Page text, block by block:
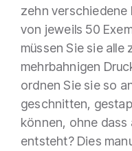
zehn verschiedene
von jeweils 50
müssen Sie sie alle
mehrbahnigen
ordnen Sie sie so
geschnitten,
können, ohne dass
entsteht? Dies